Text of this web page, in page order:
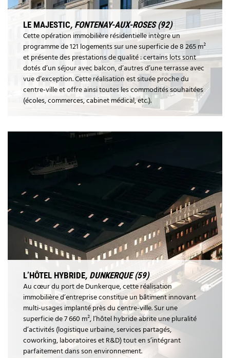
LE MAJESTIC, FONTENAY-AUX-ROSES (92)
Cette opération immobilière résidentielle intègre un
programme de 121 logements sur une superficie de 8 265 m²
et présente des prestations de qualité : certains lots sont
dotés d’un séjour avec balcon, d’autres d’une terrasse avec
vue d’exception. Cette réalisation est située proche du
centre-ville et offre ainsi toutes les commodités souhaitées
(écoles, commerces, cabinet médical, etc.).
L’HÔTEL HYBRIDE, DUNKERQUE (59)
Au cœur du port de Dunkerque, cette réalisation
immobilière d’entreprise constitue un bâtiment innovant
multi-usages implanté près du centre-ville. Sur une
superficie de 7 660 m², l’hôtel hybride abrite une pluralité
d’activités (logistique urbaine, services partagés,
coworking, laboratoires et R&D) tout en s’intégrant
parfaitement dans son environnement.